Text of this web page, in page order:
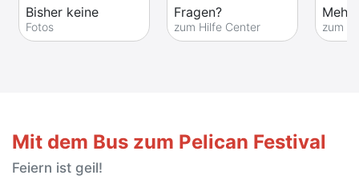
Bisher keine
Fotos
Fragen?
zum Hilfe Center
Mehr
zum
Mit dem Bus zum Pelican Festival
Feiern ist geil!